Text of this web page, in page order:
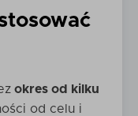
okres od kilku
od celu i